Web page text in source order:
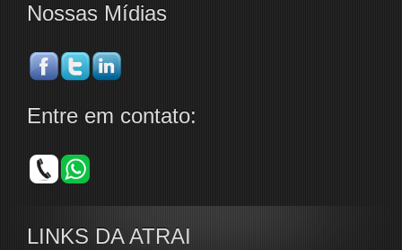
Nossas Mídias
Entre em contato:
LINKS DA ATRAI